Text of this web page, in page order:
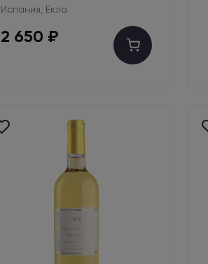
Испания, Екла
2 650 ₽